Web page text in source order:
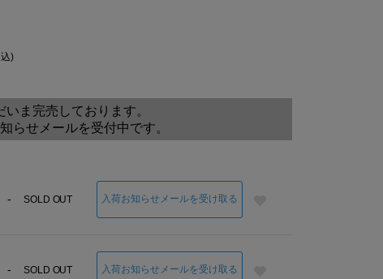
いま完売しております。
らせメールを受付中です。
- SOLD OUT 入荷お知らせメールを受け取る
- SOLD OUT 入荷お知らせメールを受け取る